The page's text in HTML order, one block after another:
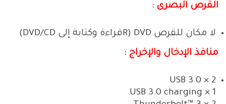
القرص البصرى :
لا مكان للقرص DVD (Rقراءة وكتابة إلى DVD/CD)
منافذ الإدخال والإخراج :
2 × USB 3.0
1 × USB 3.0 charging